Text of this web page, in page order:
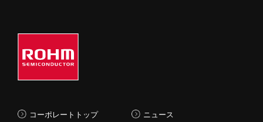
コーポレートトップ ニュース